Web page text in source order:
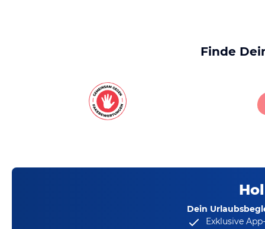
Finde
Dein
Exklusive